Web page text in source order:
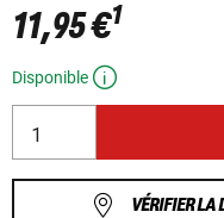
11,95 €1
Disponible
VÉRIFIER LA